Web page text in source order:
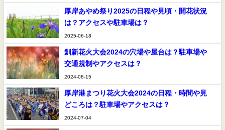
厚岸あやめ祭り2025の日程や見頃・開花状況
は？アクセスや駐車場は？
2025-06-18
釧新花火大会2024の穴場や屋台は？駐車場や
交通規制やアクセスは？
2024-08-15
厚岸港まつり花火大会2024の日程・時間や見
どころは？駐車場やアクセスは？
2024-07-04